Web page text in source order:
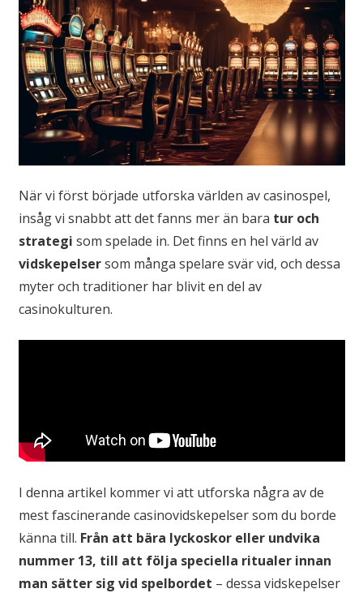
När vi först började utforska världen av casinospel,
insåg vi snabbt att det fanns mer än bara tur och
strategi som spelade in. Det finns en hel värld av
vidskepelsersom många spelare svär vid, och dessa
myter och traditioner har blivit en del av
casinokulturen.
I denna artikel kommer vi att utforska några av de
mest fascinerande casinovidskepelser som du borde
känna till. Från att bära lyckoskor eller undvika
nummer 13, till att följa speciella ritualer innan
man sätter sig vid spelbordet – dessa vidskepelser